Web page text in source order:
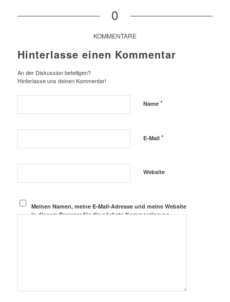
0
KOMMENTARE
Hinterlasse einen Kommentar
An der Diskussion beteiligen?
Hinterlasse uns deinen Kommentar!
Name *
E-Mail *
Website
Meinen Namen, meine E-Mail-Adresse und meine Website
in diesem Browser für die nächste Kommentierung